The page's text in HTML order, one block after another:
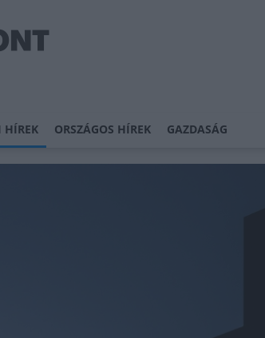
HÍREK ORSZÁGOS HÍREK GAZDASÁG